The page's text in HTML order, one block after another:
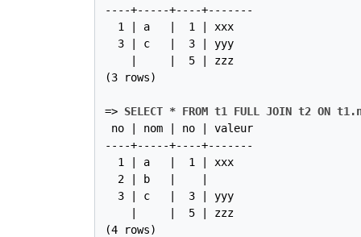
----+-----+----+-------
  1 | a   |  1 | xxx
  3 | c   |  3 | yyy
    |     |  5 | zzz
(3 rows)
=> SELECT * FROM t1 FULL JOIN t2 ON
no | nom | no | valeur
----+-----+----+-------
  1 | a   |  1 | xxx
  2 | b   |    |
  3 | c   |  3 | yyy
    |     |  5 | zzz
(4 rows)